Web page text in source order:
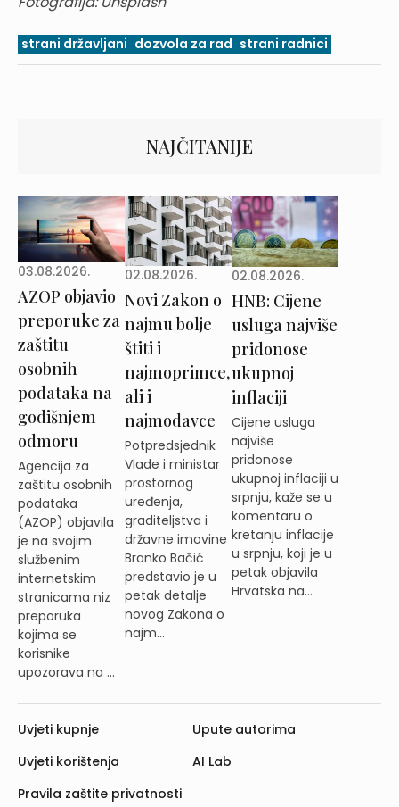
strani državljani dozvola za rad strani radnici
NAJČITANIJE
03.08.2026.
AZOP objavio
preporuke za
zaštitu
osobnih
podataka na
godišnjem
odmoru
Agencija za
zaštitu osobnih
podataka
(AZOP) objavila
je na svojim
službenim
internetskim
stranicama niz
preporuka
kojima se
korisnike
upozorava na ...
02.08.2026.
Novi Zakon o
najmu bolje
štiti i
najmoprimce,
ali i
najmodavce
Potpredsjednik
Vlade i ministar
prostornog
uređenja,
graditeljstva i
državne imovine
Branko Bačić
predstavio je u
petak detalje
novog Zakona o
najm...
02.08.2026.
HNB: Cijene
usluga najviše
pridonose
ukupnoj
inflaciji
Cijene usluga
najviše
pridonose
ukupnoj inflaciji u
srpnju, kaže se u
komentaru o
kretanju inflacije
u srpnju, koji je u
petak objavila
Hrvatska na...
Uvjeti kupnje
Uvjeti korištenja
Pravila zaštite privatnosti
Upute autorima
AI Lab